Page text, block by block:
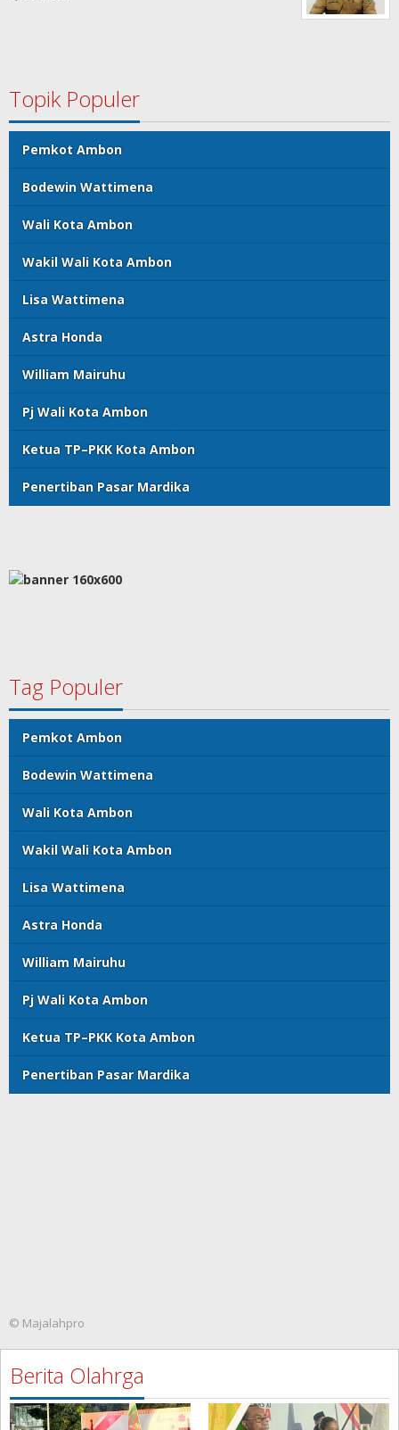
Topik Populer
Pemkot Ambon
Bodewin Wattimena
Wali Kota Ambon
Wakil Wali Kota Ambon
Lisa Wattimena
Astra Honda
William Mairuhu
Pj Wali Kota Ambon
Ketua TP–PKK Kota Ambon
Penertiban Pasar Mardika
Tag Populer
Pemkot Ambon
Bodewin Wattimena
Wali Kota Ambon
Wakil Wali Kota Ambon
Lisa Wattimena
Astra Honda
William Mairuhu
Pj Wali Kota Ambon
Ketua TP–PKK Kota Ambon
Penertiban Pasar Mardika
© Majalahpro
Berita Olahrga